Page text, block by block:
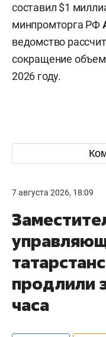
составил $1
минпромторга РФ
ведомство
сокращение
2026 году.
7 августа 2026, 18:09
продлили
часа